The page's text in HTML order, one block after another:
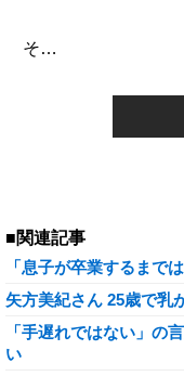
そ…
■関連記事
「息子が卒業するまで
矢方美紀さん 25歳で乳
「手遅れではない」の
い